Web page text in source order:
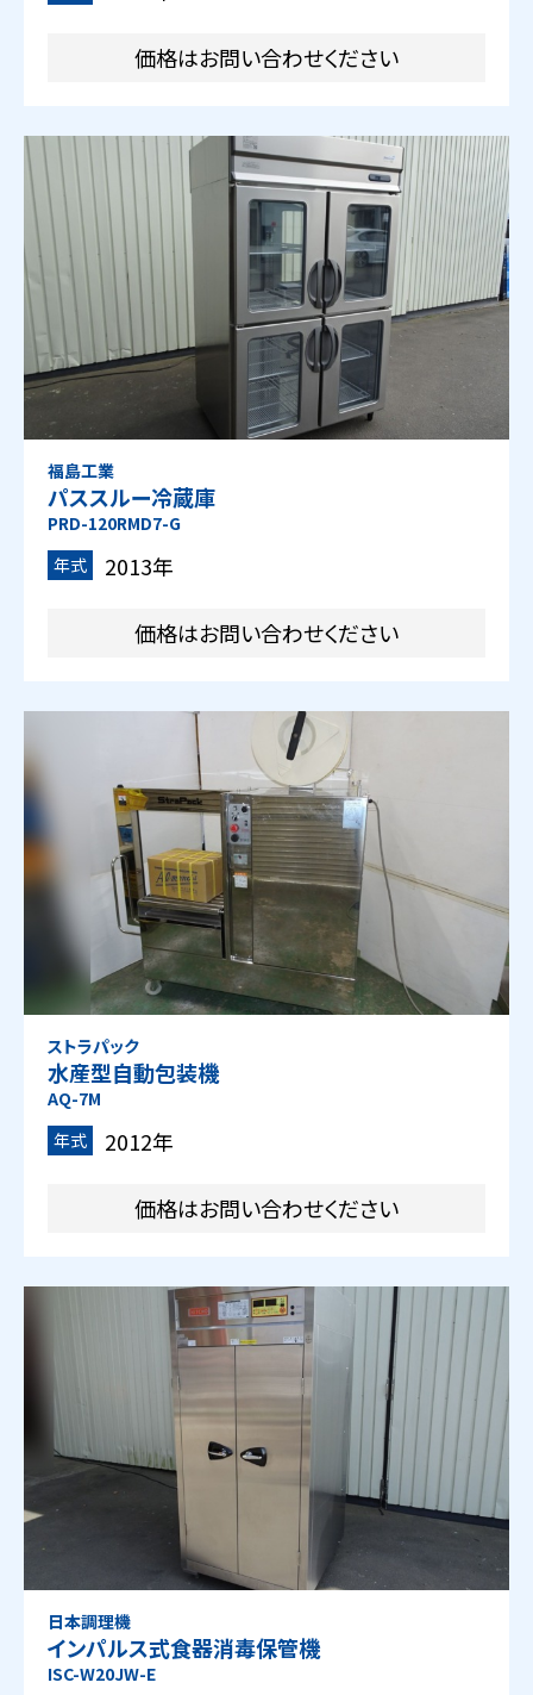
価格はお問い合わせください
福島工業
パススルー冷蔵庫
PRD-120RMD7-G
年式
2013年
価格はお問い合わせください
ストラパック
水産型自動包装機
AQ-7M
年式
2012年
価格はお問い合わせください
日本調理機
インパルス式食器消毒保管機
ISC-W20JW-E